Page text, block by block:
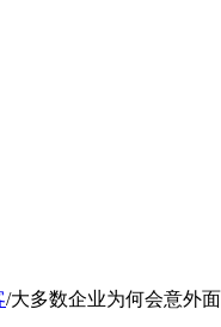
/大多数企业为何会意外